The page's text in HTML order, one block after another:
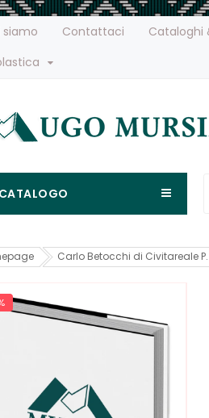
siamo Contattaci Cataloghi
Carlo Betocchi di Civitareale P.